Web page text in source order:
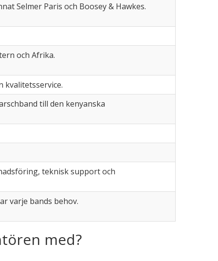
Selmer Paris och Boosey & Hawkes.
och Afrika.
kvalitetsservice.
till den kenyanska
teknisk support och
varje bands behov.
med?